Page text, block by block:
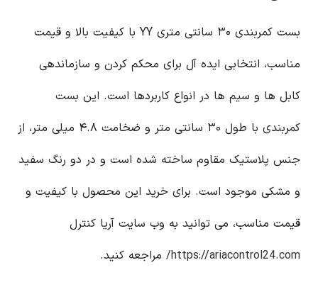
بست کمربندی ۳۰ سانتی متری YY با کیفیت بالا و قیمت
مناسب، انتخابی ایده آل برای محکم کردن و سازماندهی
کابل ها و سیم ها در انواع کاربردها است. این بست
کمربندی با طول ۳۰ سانتی متر و ضخامت ۴.۸ میلی متر، از
جنس پلاستیک مقاوم ساخته شده است و در دو رنگ سفید
و مشکی موجود است. برای خرید این محصول با کیفیت و
قیمت مناسب، می توانید به وب سایت آریا کنترل
https://ariacontrol24.com/ مراجعه کنید.